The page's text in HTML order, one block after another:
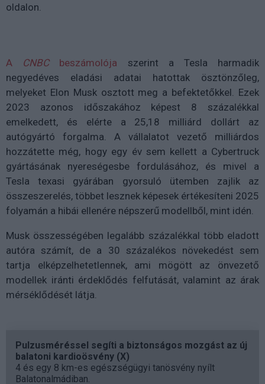
oldalon.
A CNBCbeszámolója szerint a Tesla harmadik
negyedéves eladási adatai hatottak ösztönzőleg,
melyeket Elon Musk osztott meg a befektetőkkel. Ezek
2023 azonos időszakához képest 8 százalékkal
emelkedett, és elérte a 25,18 milliárd dollárt az
autógyártó forgalma. A vállalatot vezető milliárdos
hozzátette még, hogy egy év sem kellett a Cybertruck
gyártásának nyereségesbe fordulásához, és mivel a
Tesla texasi gyárában gyorsuló ütemben zajlik az
összeszerelés, többet lesznek képesek értékesíteni 2025
folyamán a hibái ellenére népszerű modellből, mint idén.
Musk összességében legalább százalékkal több eladott
autóra számít, de a 30 százalékos növekedést sem
tartja elképzelhetetlennek, ami mögött az önvezető
modellek iránti érdeklődés felfutását, valamint az árak
mérséklődését látja.
Pulzusméréssel segíti a biztonságos mozgást az új
balatoni kardioösvény (X)
4 és egy 8 km-es egészségügyi tanösvény nyílt
Balatonalmádiban.